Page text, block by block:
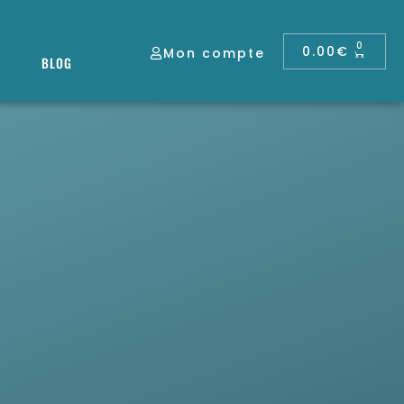
BLOG
Mon compte 0.00 € 0